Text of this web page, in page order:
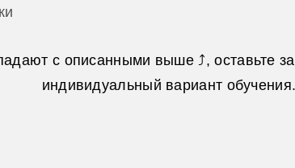
с описанными выше⤴, оставьте
индивидуальный вариант обучения.